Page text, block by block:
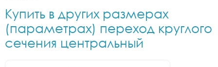
Купить в других размерах
(параметрах) переход круглого
сечения центральный